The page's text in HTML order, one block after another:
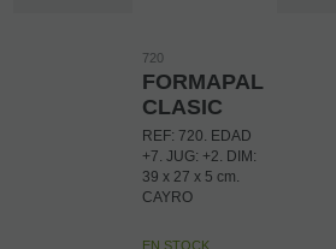
720
FORMAPALABRAS
CLASIC
REF: 720. EDAD
+7. JUG: +2. DIM:
39 x 27 x 5 cm.
CAYRO
EN STOCK